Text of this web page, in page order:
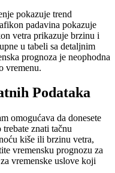
pokazuje trend
padavina pokazuje
vetra prikazuje brzinu i
u tabeli sa detaljnim
prognoza je neophodna
vremenu.
Podataka
omogućava da donesete
znati tačnu
kiše ili brzinu vetra,
vremensku prognozu za
vremenske uslove koji